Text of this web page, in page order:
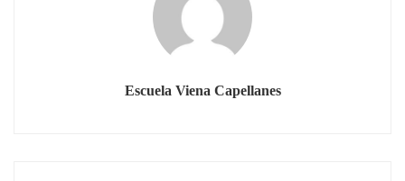
Escuela Viena Capellanes